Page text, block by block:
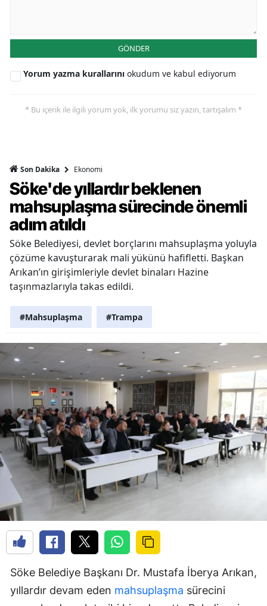
GÖNDER
Yorum yazma kurallarını okudum ve kabul ediyorum
* Bu içerik ile ilgili yorum yok, ilk yorumu siz yazın, tartışalım *
Son Dakika Ekonomi
Söke'de yıllardır beklenen
mahsuplaşma sürecinde önemli
adım atıldı
Söke Belediyesi, devlet borçlarını mahsuplaşma yoluyla
çözüme kavuşturarak mali yükünü hafifletti. Başkan
Arıkan’ın girişimleriyle devlet binaları Hazine
taşınmazlarıyla takas edildi.
#Mahsuplaşma #Trampa
Söke Belediye Başkanı Dr. Mustafa İberya Arıkan,
yıllardır devam eden mahsuplaşma sürecini